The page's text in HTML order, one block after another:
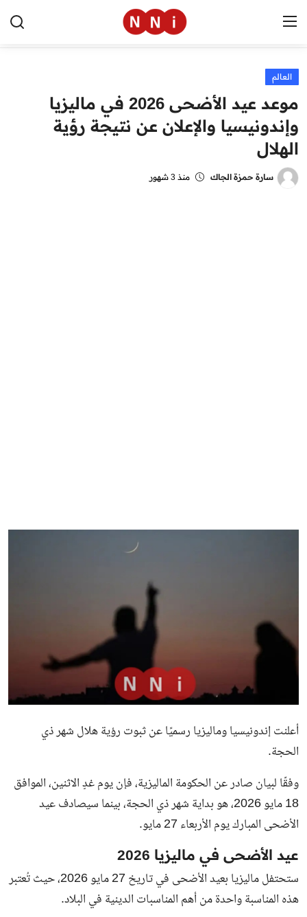
الرئيسية
اخبار مصر
العالم
الرياضة
العالم
موعد عيد الأضحى 2026 في ماليزيا
وإندونيسيا والإعلان عن نتيجة رؤية
الهلال
سارة حمزة الجاك منذ 3 شهور
أعلنت إندونيسيا وماليزيا رسميًا عن ثبوت رؤية هلال شهر ذي
الحجة.
وفقًا لبيان صادر عن الحكومة الماليزية، فإن يوم غدٍ الاثنين، الموافق
18 مايو 2026، هو بداية شهر ذي الحجة، بينما سيصادف عيد
الأضحى المبارك يوم الأربعاء 27 مايو.
عيد الأضحى في ماليزيا 2026
ستحتفل ماليزيا بعيد الأضحى في تاريخ 27 مايو 2026، حيث تُعتبر
هذه المناسبة واحدة من أهم المناسبات الدينية في البلاد.